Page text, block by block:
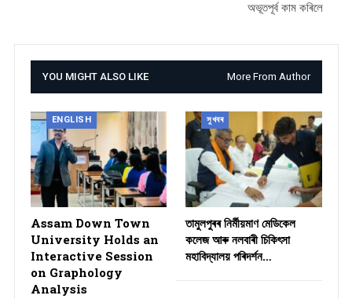
অভূতপূৰ্ব কাম কৰিলে
YOU MIGHT ALSO LIKE More From Author
ENGLISH
Assam Down Town
University Holds an
Interactive Session
on Graphology
Analysis
সুখবৰ
তামুলপুৰৰ নিৰ্মীয়মাণ মেডিকেল
কলেজ আৰু নলবাৰী চিকিৎসা
মহাবিদ্যালয় পৰিদৰ্শন…